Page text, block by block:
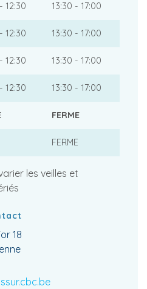
12:30 13:30 - 17:00
12:30 13:30 - 17:00
12:30 13:30 - 17:00
12:30 13:30 - 17:00
FERME
FERME
les veilles et
18